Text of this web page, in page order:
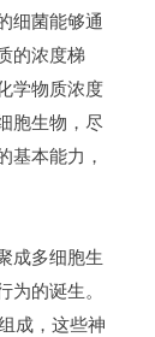
细菌能够通
的浓度梯
学物质浓度
胞生物，尽
基本能力，
成多细胞生
的诞生。
成，这些神